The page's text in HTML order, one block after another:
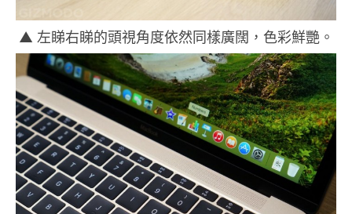
▲ 左睇右睇的頭視角度依然同樣廣闊，色彩鮮艷。